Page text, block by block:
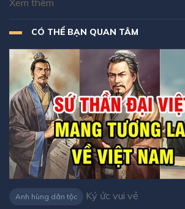
HOÀNG ĐẾ
Trung Quốc
Chấn Động
Sử Thế Giới
Ẩn Hậu
Trần
CÓ THỂ BẠN QUAN TÂM
Anh hùng dân tộc Ký ức vui vẻ